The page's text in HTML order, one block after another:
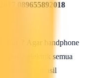
089655892018
?
Agar handphone
pulsa elektrik semua
setelah berhasil